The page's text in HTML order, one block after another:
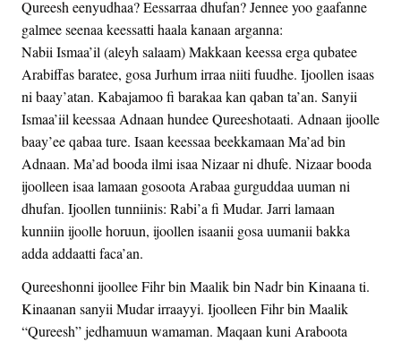
Qureesh eenyudhaa? Eessarraa dhufan? Jennee yoo gaafanne
galmee seenaa keessatti haala kanaan arganna:
Nabii Ismaa’il (aleyh salaam) Makkaan keessa erga qubatee
Arabiffas baratee, gosa Jurhum irraa niiti fuudhe. Ijoollen isaas
ni baay’atan. Kabajamoo fi barakaa kan qaban ta’an. Sanyii
Ismaa’iil keessaa Adnaan hundee Qureeshotaati. Adnaan ijoolle
baay’ee qabaa ture. Isaan keessaa beekkamaan Ma’ad bin
Adnaan. Ma’ad booda ilmi isaa Nizaar ni dhufe. Nizaar booda
ijoolleen isaa lamaan gosoota Arabaa gurguddaa uuman ni
dhufan. Ijoollen tunniinis: Rabi’a fi Mudar. Jarri lamaan
kunniin ijoolle horuun, ijoollen isaanii gosa uumanii bakka
adda addaatti faca’an.
Qureeshonni ijoollee Fihr bin Maalik bin Nadr bin Kinaana ti.
Kinaanan sanyii Mudar irraayyi. Ijoolleen Fihr bin Maalik
“Qureesh” jedhamuun wamaman. Maqaan kuni Araboota